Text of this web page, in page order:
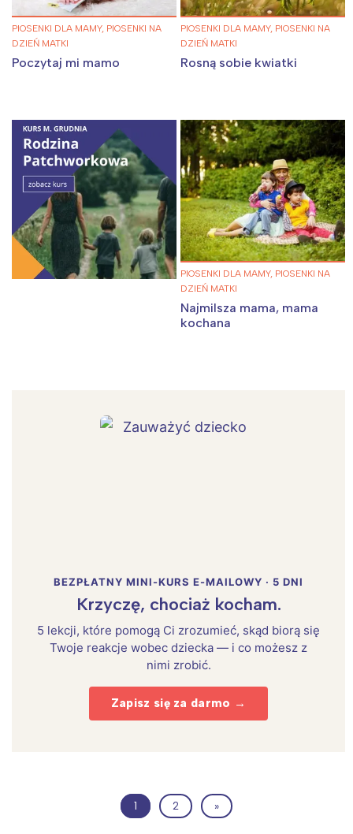
PIOSENKI DLA MAMY, PIOSENKI NA
DZIEŃ MATKI
Poczytaj mi mamo
PIOSENKI DLA MAMY, PIOSENKI NA
DZIEŃ MATKI
Rosną sobie kwiatki
PIOSENKI DLA MAMY, PIOSENKI NA
DZIEŃ MATKI
Najmilsza mama, mama
kochana
BEZPŁATNY MINI-KURS E-MAILOWY · 5 DNI
Krzyczę, chociaż kocham.
5 lekcji, które pomogą Ci zrozumieć, skąd biorą się
Twoje reakcje wobec dziecka — i co możesz z
nimi zrobić.
Zapisz się za darmo →
1 2 »